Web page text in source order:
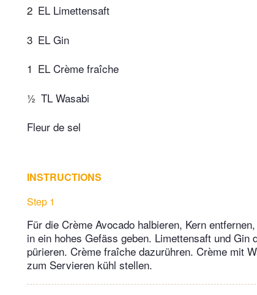
2 EL Limettensaft
3 EL Gin
1 EL Crème fraîche
½ TL Wasabi
Fleur de sel
INSTRUCTIONS
Step 1
Für die Crème Avocado halbieren, Kern
in ein hohes Gefäss geben. Limettensaft und
pürieren. Crème fraîche dazurühren. Crème mit
zum Servieren kühl stellen.